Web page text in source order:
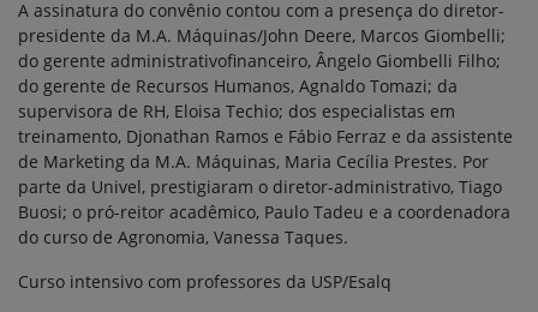
A assinatura do convênio contou com a presença do diretor-
presidente da M.A. Máquinas/John Deere, Marcos Giombelli;
do gerente administrativofinanceiro, Ângelo Giombelli Filho;
do gerente de Recursos Humanos, Agnaldo Tomazi; da
supervisora de RH, Eloisa Techio; dos especialistas em
treinamento, Djonathan Ramos e Fábio Ferraz e da assistente
de Marketing da M.A. Máquinas, Maria Cecília Prestes. Por
parte da Univel, prestigiaram o diretor-administrativo, Tiago
Buosi; o pró-reitor acadêmico, Paulo Tadeu e a coordenadora
do curso de Agronomia, Vanessa Taques.
Curso intensivo com professores da USP/Esalq